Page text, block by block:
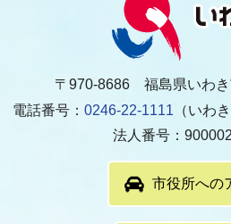
〒970-8686 福島県いわ
電話番号： 0246-22-1111 （いわ
法人番号：
市役所への